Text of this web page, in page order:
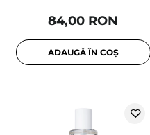
84,00 RON
ADAUGĂ ÎN COȘ